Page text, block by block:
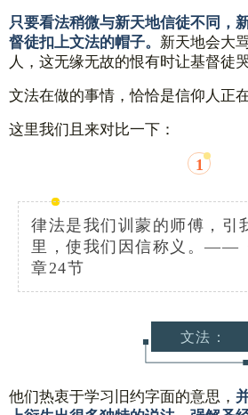
只要看法稍微与新天地信徒不同，
督徒扣上文法的帽子。 新天地会大
人，这无缘无故的恨有时让基督徒哭
文法在做的事情，恰恰是信仰人正
这里我们且来对比一下：
1
律法是我们训蒙的师傅，引
里，使我们因信称义。——
章24节
文法：
他们热衷于学习旧约字面的意思，